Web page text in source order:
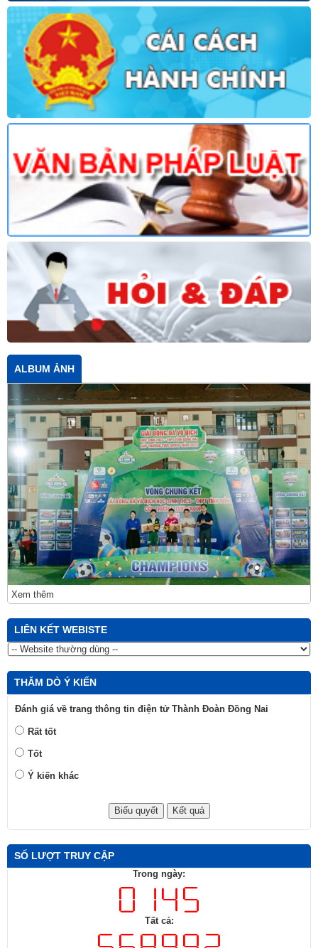
ALBUM ẢNH
Xem thêm
LIÊN KẾT WEBISTE
THĂM DÒ Ý KIẾN
Đánh giá về trang thông tin điện tử Thành Đoàn Đồng Nai
Rất tốt
Tốt
Ý kiến khác
SỐ LƯỢT TRUY CẬP
Trong ngày:
Tất cả: